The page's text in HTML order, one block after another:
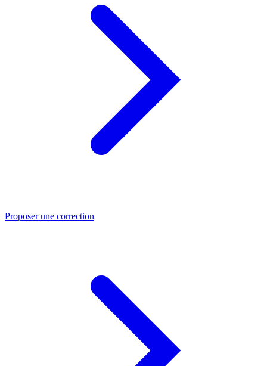
Proposer une correction